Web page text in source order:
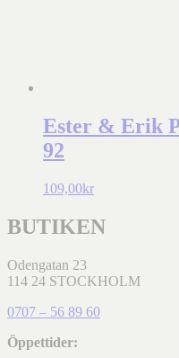
Ester & Erik
92
109,00kr
BUTIKEN
Odengatan 23
114 24 STOCKHOLM
0707 – 56 89 60
Öppettider: